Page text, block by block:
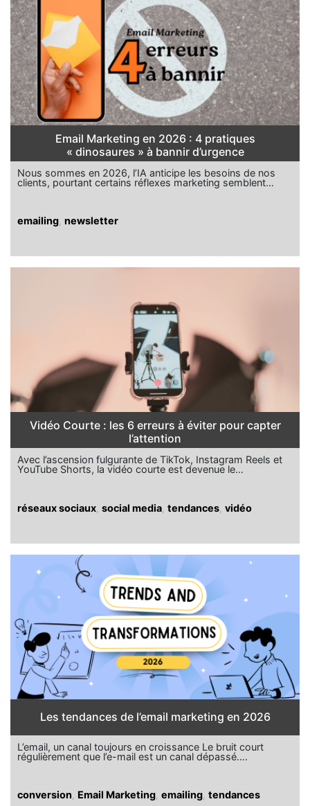
Email Marketing en 2026 : 4 pratiques
« dinosaures » à bannir d’urgence
Nous sommes en 2026, l’IA anticipe les besoins de nos
clients, pourtant certains réflexes marketing semblent…
emailing newsletter
Vidéo Courte : les 6 erreurs à éviter pour capter
l’attention
Avec l’ascension fulgurante de TikTok, Instagram Reels et
YouTube Shorts, la vidéo courte est devenue le…
réseaux sociaux social media tendances vidéo
Les tendances de l’email marketing en 2026
L’email, un canal toujours en croissance Le bruit court
régulièrement que l’e-mail est un canal dépassé….
conversion Email Marketing emailing tendances